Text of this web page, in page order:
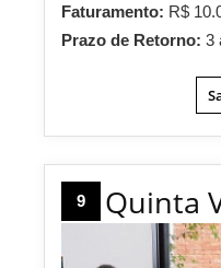
Faturamento: R$
Prazo de Retorno: 3
9 Quinta